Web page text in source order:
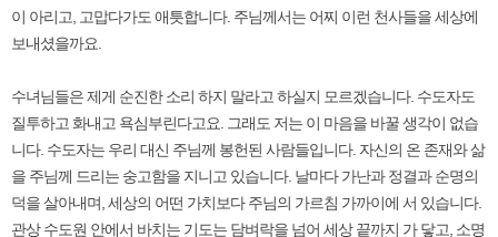
이 아리고, 고맙다가도 애틋합니다. 주님께서는 어찌 이런 천사들을 세상에
보내셨을까요.
수녀님들은 제게 순진한 소리 하지 말라고 하실지 모르겠습니다. 수도자도
질투하고 화내고 욕심부린다고요. 그래도 저는 이 마음을 바꿀 생각이 없습
니다. 수도자는 우리 대신 주님께 봉헌된 사람들입니다. 자신의 온 존재와 삶
을 주님께 드리는 숭고함을 지니고 있습니다. 날마다 가난과 정결과 순명의
덕을 살아내며, 세상의 어떤 가치보다 주님의 가르침 가까이에 서 있습니다.
관상 수도원 안에서 바치는 기도는 담벼락을 넘어 세상 끝까지 가 닿고, 소명